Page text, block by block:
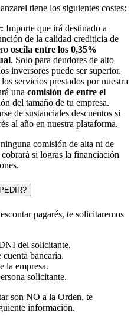
tiene los siguientes costes:
Importe que irá destinado a
de la calidad crediticia de
oscila entre los 0,35%
. Solo para deudores de alto
inversores puede ser superior.
servicios prestados por nuestra
una comisión de entre el
del tamaño de tu empresa.
de sustanciales descuentos si
al año en nuestra plataforma.
comisión de alta ni de
si logras la financiación
pagarés, te solicitaremos
del solicitante.
bancaria.
la empresa.
solicitante.
son NO a la Orden, te
información.